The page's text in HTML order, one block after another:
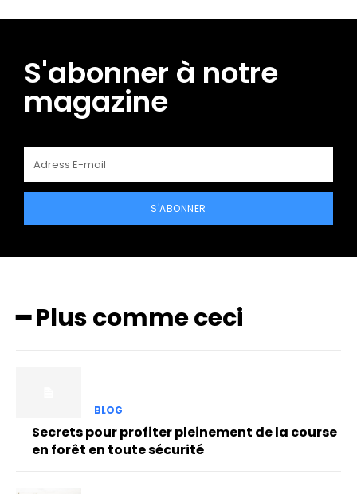
S'abonner à notre
magazine
S'ABONNER
━ Plus comme ceci
BLOG
Secrets pour profiter pleinement de la course
en forêt en toute sécurité